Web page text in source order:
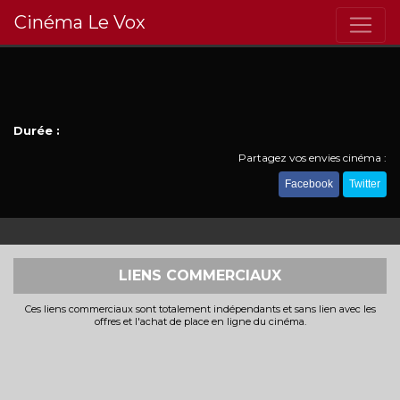
Cinéma Le Vox
Durée :
Partagez vos envies cinéma :
Facebook Twitter
LIENS COMMERCIAUX
Ces liens commerciaux sont totalement indépendants et sans lien avec les
offres et l'achat de place en ligne du cinéma.